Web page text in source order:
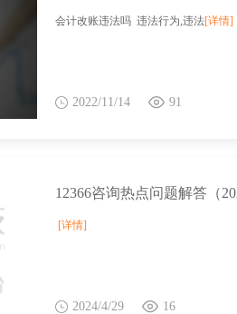
会计改账违法吗 违法行为,违法[详情]
2022/11/14 91
12366咨询热点问题解答（
[详情]
2024/4/29 16